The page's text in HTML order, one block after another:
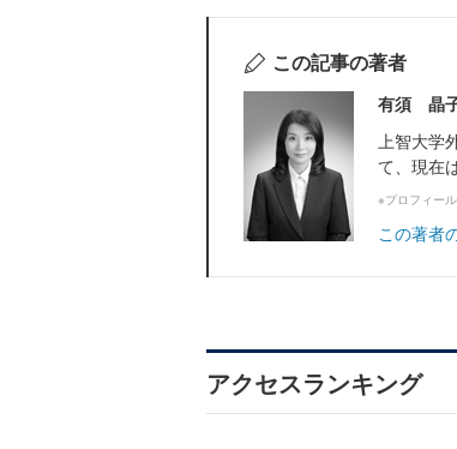
この記事の著者
有須 晶
上智大学
て、現在
※プロフィー
この著者
アクセスランキング